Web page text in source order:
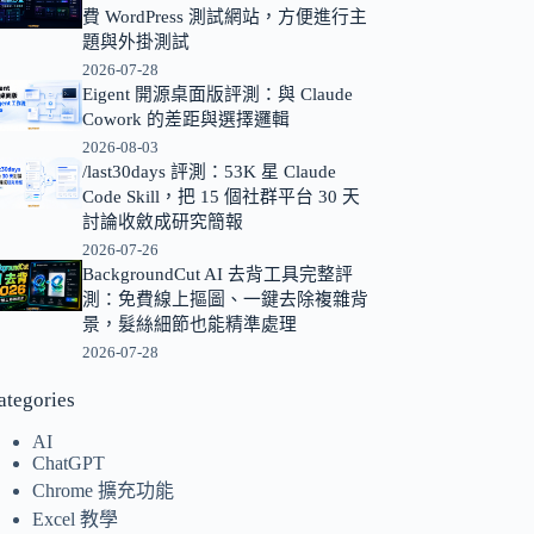
費 WordPress 測試網站，方便進行主
題與外掛測試
2026-07-28
Eigent 開源桌面版評測：與 Claude
Cowork 的差距與選擇邏輯
2026-08-03
/last30days 評測：53K 星 Claude
Code Skill，把 15 個社群平台 30 天
討論收斂成研究簡報
2026-07-26
BackgroundCut AI 去背工具完整評
測：免費線上摳圖、一鍵去除複雜背
景，髮絲細節也能精準處理
2026-07-28
AI
ChatGPT
Chrome 擴充功能
Excel 教學